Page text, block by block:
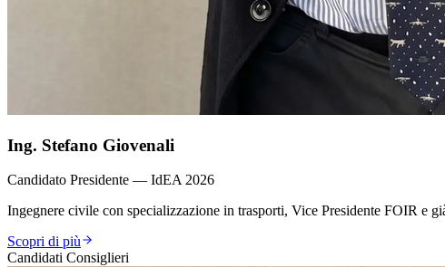
Ing. Stefano Giovenali
Candidato Presidente — IdEA 2026
Ingegnere civile con specializzazione in trasporti, Vice Presidente FOIR e
Scopri di più
Candidati Consiglieri